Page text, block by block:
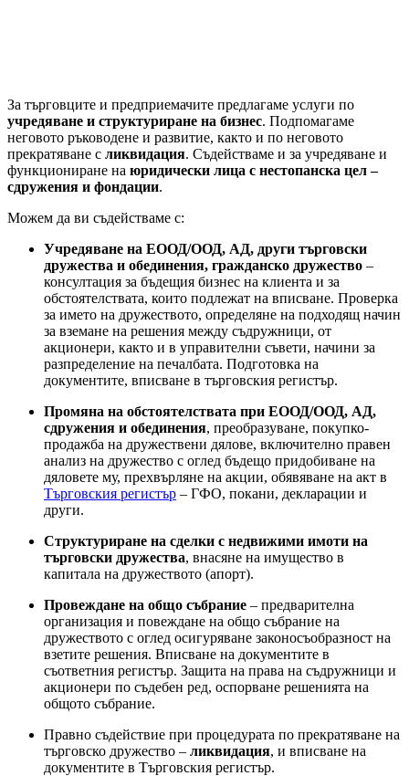
За търговците и предприемачите предлагаме услуги по
учредяване и структуриране на бизнес. Подпомагаме
неговото ръководене и развитие, както и по неговото
прекратяване с ликвидация. Съдействаме и за учредяване и
функциониране на юридически лица с нестопанска цел –
сдружения и фондации.
Можем да ви съдействаме с:
Учредяване на ЕООД/ООД, АД, други търговски
дружества и обединения, гражданско дружество –
консултация за бъдещия бизнес на клиента и за
обстоятелствата, които подлежат на вписване. Проверка
за името на дружеството, определяне на подходящ начин
за вземане на решения между съдружници, от
акционери, както и в управителни съвети, начини за
разпределение на печалбата. Подготовка на
документите, вписване в търговския регистър.
Промяна на обстоятелствата при ЕООД/ООД, АД,
сдружения и обединения, преобразуване, покупко-
продажба на дружествени дялове, включително правен
анализ на дружество с оглед бъдещо придобиване на
дяловете му, прехвърляне на акции, обявяване на акт в
Търговския регистър – ГФО, покани, декларации и
други.
Структуриране на сделки с недвижими имоти на
търговски дружества, внасяне на имущество в
капитала на дружеството (апорт).
Провеждане на общо събрание – предварителна
организация и повеждане на общо събрание на
дружеството с оглед осигуряване законосъобразност на
взетите решения. Вписване на документите в
съответния регистър. Защита на права на съдружници и
акционери по съдебен ред, оспорване решенията на
общото събрание.
Правно съдействие при процедурата по прекратяване на
търговско дружество – ликвидация, и вписване на
документите в Търговския регистър.